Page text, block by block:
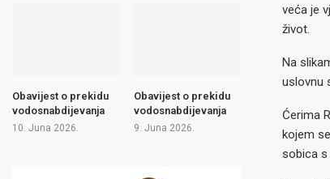
veća je
život.
Na
uslovnu
Ćerima
kojem
sobica s
Obavijest o prekidu
vodosnabdijevanja
10. Juna 2026.
Obavijest o prekidu
vodosnabdijevanja
9. Juna 2026.